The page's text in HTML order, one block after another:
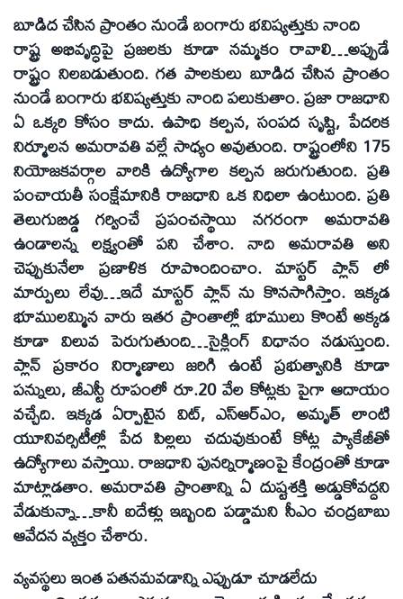
బూడిద చేసిన ప్రాంతం నుండే బంగారు భవిష్యత్తుకు నాంది
రాష్ట్ర అభివృద్ధిపై ప్రజలకు కూడా నమ్మకం రావాలి…అప్పుడే
రాష్ట్రం నిలబడుతుంది. గత పాలకులు బూడిద చేసిన ప్రాంతం
నుండే బంగారు భవిష్యత్తుకు నాంది పలుకుతాం. ప్రజా రాజధాని
ఏ ఒక్కరి కోసం కాదు. ఉపాధి కల్పన, సంపద సృష్టి, పేదరిక
నిర్మూలన అమరావతి వల్లే సాధ్యం అవుతుంది. రాష్ట్రంలోని 175
నియోజకవర్గాల వారికి ఉద్యోగాల కల్పన జరుగుతుంది. ప్రతి
పంచాయతీ సంక్షేమానికి రాజధాని ఒక నిధిలా ఉంటుంది. ప్రతి
తెలుగుబిడ్డ గర్వించే ప్రపంచస్థాయి నగరంగా అమరావతి
ఉండాలన్న లక్ష్యంతో పని చేశాం. నాది అమరావతి అని
చెప్పుకునేలా ప్రణాళిక రూపొందించాం. మాస్టర్‌ ప్లాన్‌ లో
మార్పులు లేవు…ఇదే మాస్టర్‌ ప్లాన్‌ ను కొనసాగిస్తాం. ఇక్కడ
భూములమ్మిన వారు ఇతర ప్రాంతాల్లో భూములు కొంటే అక్కడ
కూడా విలువ పెరుగుతుంది…సైక్లింగ్‌ విధానం నడుస్తుంది.
ప్లాన్‌ ప్రకారం నిర్మాణాలు జరిగి ఉంటే ప్రభుత్వానికి కూడా
పన్నులు, జీఎస్టీ రూపంలో రూ.20 వేల కోట్లకు పైగా ఆదాయం
వచ్చేది. ఇక్కడ ఏర్పాటైన విట్‌, ఎస్‌ఆర్‌ఎం, అమృత్‌ లాంటి
యూనివర్సిటీల్లో పేద పిల్లలు చదువుకుంటే కోట్ల ప్యాకేజీతో
ఉద్యోగాలు వస్తాయి. రాజధాని పునర్నిర్మాణంపై కేంద్రంతో కూడా
మాట్లాడతాం. అమరావతి ప్రాంతాన్ని ఏ దుష్టశక్తి అడ్డుకోవద్దని
వేడుకున్నా…కానీ ఐదేళ్లు ఇబ్బంది పడ్డామని సీఎం చంద్రబాబు
ఆవేదన వ్యక్తం చేశారు.
వ్యవస్థలు ఇంత పతనమవడాన్ని ఎప్పుడూ చూడలేదు